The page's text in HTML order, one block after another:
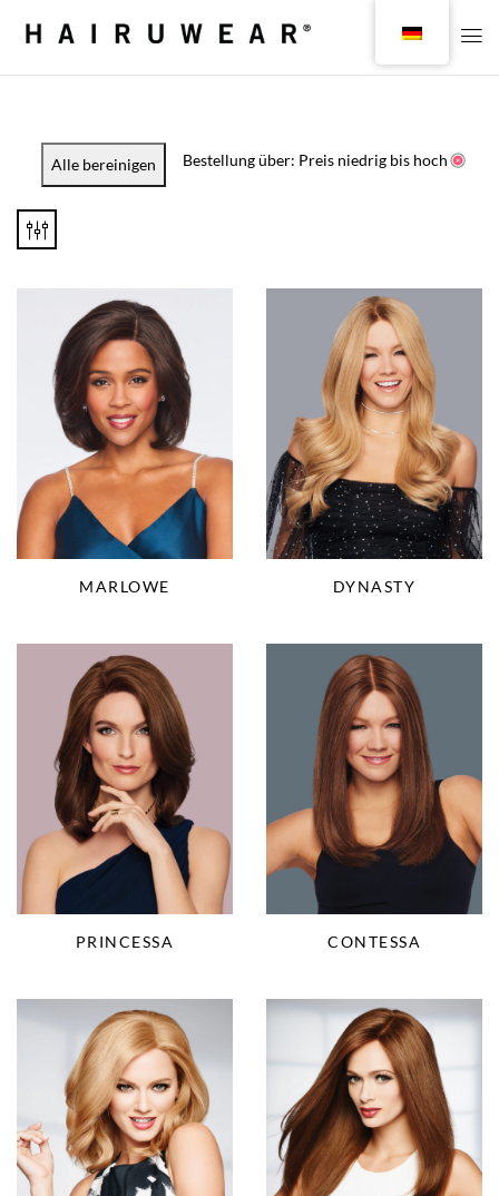
Alle bereinigen Bestellung über: Preis niedrig bis hoch
MARLOWE DYNASTY
PRINCESSA CONTESSA